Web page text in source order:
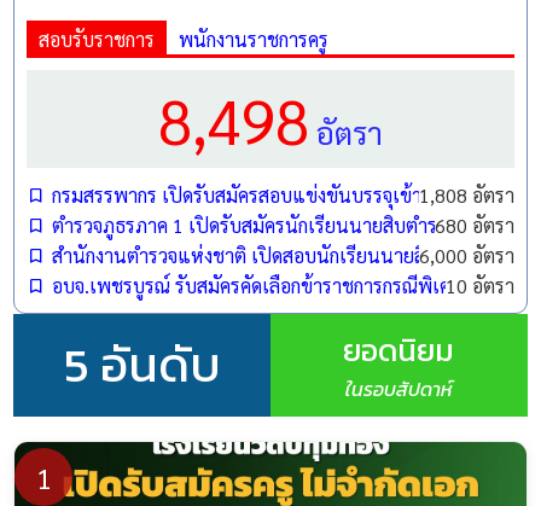
จำนวน 1 อัตรา
15,000 บาทต่อเดือน
ไม่มีค่าธรรมเนียมการสมัคร
สถานที่
รร.วัดชาวเหนือฯ ต.บ้านไร่ อ.ดำเนินสะดวก
จ.ราชบุรี
คุณสมบัติเบื้องต้น
มีสัญชาติไทย อายุไม่ต่ำกว่า 20 ปีบริบูรณ์
วุฒิปริญญาตรี สาขาวิชาเอกสังคมศึกษา
มีใบอนุญาตประกอบวิชาชีพครู หรือหนังสือรับรองสิทธิ
สอบรับราชการ พนักงานราชการครู
8,498 อัตรา
กรมสรรพากร เปิดรับสมัครสอบแข่งขันบรรจุเข้ารับราชการ
1,808 อัตรา
ตำรวจภูธรภาค 1 เปิดรับสมัครนักเรียนนายสิบตำรวจ (นสต.)
680 อัตรา
สำนักงานตำรวจแห่งชาติ เปิดสอบนักเรียนนายสิบตำรวจ (นส
6,000 อัตรา
อบจ.เพชรบูรณ์ รับสมัครคัดเลือกข้าราชการกรณีพิเศษ ตำแห
10 อัตรา
5 อันดับ ยอดนิยม
ในรอบสัปดาห์
1